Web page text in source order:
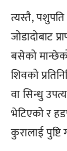
त्यस्तै,
जोडादोबाट
बसेको
शिवको
वा सिन्धु
भेटिएको र
कुरालाई